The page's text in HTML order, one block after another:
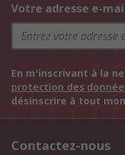
Votre adresse e-
En m'inscrivant à la
protection des
désinscrire à tout
Contactez-nous